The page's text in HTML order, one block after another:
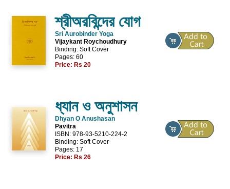
শ্রীঅরবিন্দের যোগ
Sri Aurobinder Yoga
Vijaykant Roychoudhury
Binding: Soft Cover
Pages: 60
Price: Rs 20
ধ্যান ও অনুশাসন
Dhyan O Anushasan
Pavitra
ISBN: 978-93-5210-224-2
Binding: Soft Cover
Pages: 17
Price: Rs 26